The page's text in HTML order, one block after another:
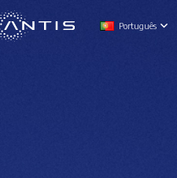
Português